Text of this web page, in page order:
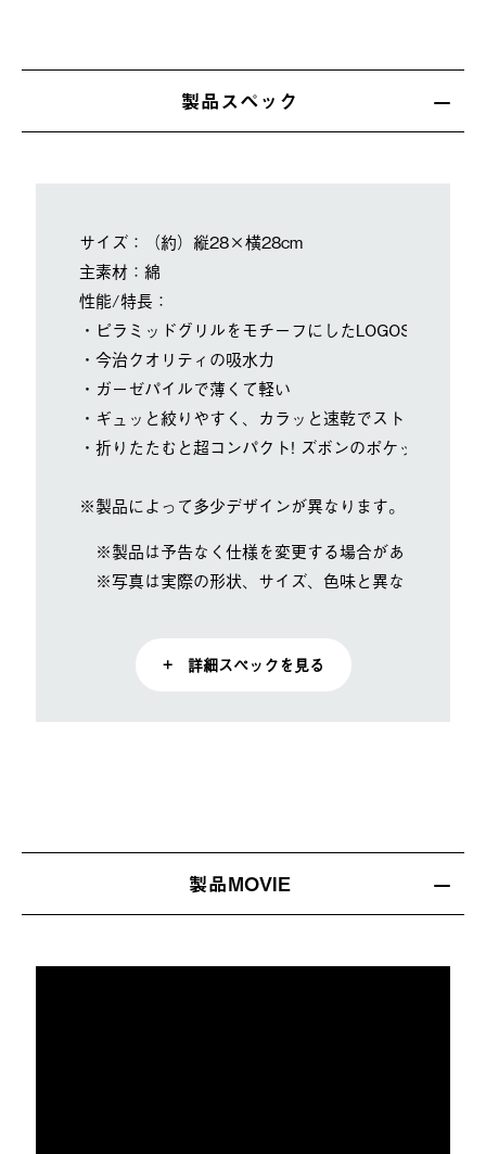
製品スペック
サイズ：（約）縦28×横28cm
主素材：綿
性能/特長：
・ピラミッドグリルをモチーフにしたLOGOSオリジ
・今治クオリティの吸水力
・ガーゼパイルで薄くて軽い
・ギュッと絞りやすく、カラッと速乾でストレスフリー
・折りたたむと超コンパクト! ズボンのポケットにすっ
※製品によって多少デザインが異なります。
※製品は予告なく仕様を変更する場合があります。
※写真は実際の形状、サイズ、色味と異なる場合が
+ 詳細スペックを見る
製品MOVIE